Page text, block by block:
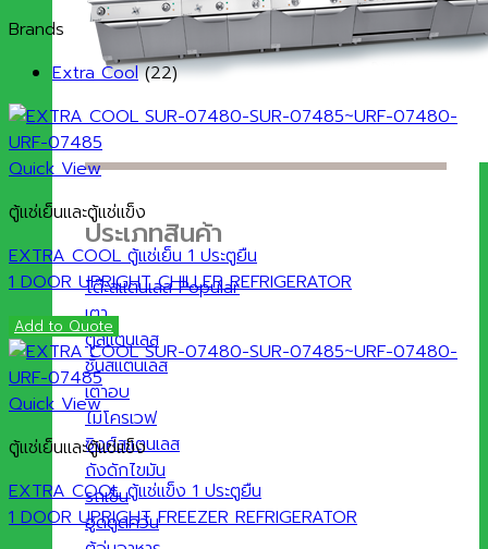
ประเภทสินค้า
โต๊ะสแตนเลส
เตา
ตู้สแตนเลส
ชั้นสแตนเลส
เตาอบ
ไมโครเวฟ
ซิงค์สแตนเลส
ถังดักไขมัน
รถเข็น
ฮูดดูดควัน
Brands
Extra Cool (22)
Quick View
ตู้แช่เย็นและตู้แช่แข็ง
EXTRA COOL ตู้แช่เย็น 1 ประตูยืน‎
1 DOOR UPRIGHT CHILLER REFRIGERATOR
Add to Quote
Quick View
ตู้แช่เย็นและตู้แช่แข็ง
EXTRA COOL ตู้แช่แข็ง 1 ประตูยืน
1 DOOR UPRIGHT FREEZER REFRIGERATOR